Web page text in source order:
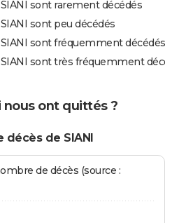
sont rarement décédés
sont peu décédés
sont fréquemment décédés
sont très fréquemment
nous ont quittés ?
de SIANI
de décès (source :